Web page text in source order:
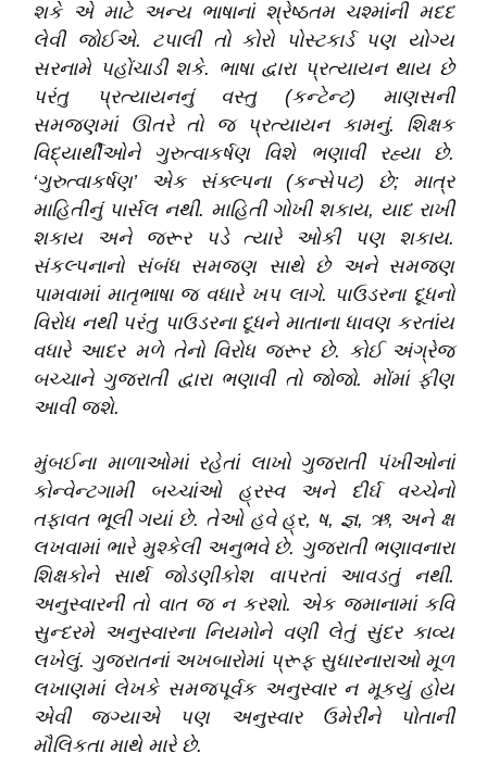
શકે એ માટે અન્ય ભાષાનાં શ્રેષ્ઠતમ ચશ્માંની મદદ
લેવી જોઈએ. ટપાલી તો કોરો પોસ્ટકાર્ડ પણ યોગ્ય
સરનામે પહોંચાડી શકે. ભાષા દ્વારા પ્રત્યાયન થાય છે
પરંતુ પ્રત્યાયનનું વસ્તુ (કન્ટેન્ટ) માણસની
સમજણમાં ઊતરે તો જ પ્રત્યાયન કામનું. શિક્ષક
વિદ્યાર્થીઓને ગુરુત્વાકર્ષણ વિશે ભણાવી રહ્યા છે.
‘ગુરુત્વાકર્ષણ’ એક સંક્લ્પના (કન્સેપટ) છે; માત્ર
માહિતીનું પાર્સલ નથી. માહિતી ગોખી શકાય, યાદ રાખી
શકાય અને જરૂર પડે ત્યારે ઓકી પણ શકાય.
સંકલ્પનાનો સંબંધ સમજણ સાથે છે અને સમજણ
પામવામાં માતૃભાષા જ વધારે ખપ લાગે. પાઉડરના દૂધનો
વિરોધ નથી પરંતુ પાઉડરના દૂધને માતાના ધાવણ કરતાંય
વધારે આદર મળે તેનો વિરોધ જરૂર છે. કોઈ અંગ્રેજ
બચ્ચાને ગુજરાતી દ્વારા ભણાવી તો જોજો. મોંમાં ફીણ
આવી જશે.
મુંબઈના માળાઓમાં રહેતાં લાખો ગુજરાતી પંખીઓનાં
કોન્વેન્ટગામી બચ્ચાંઓ હ્રસ્વ અને દીર્ઘ વચ્ચેનો
તફાવત ભૂલી ગયાં છે. તેઓ હવે હ્ર, ષ, જ્ઞ, ઋ, અને ક્ષ
લખવામાં ભારે મુશ્કેલી અનુભવે છે. ગુજરાતી ભણાવનારા
શિક્ષકોને સાર્થ જોડણીકોશ વાપરતાં આવડતું નથી.
અનુસ્વારની તો વાત જ ન કરશો.
એક જમાનામાં કવિ
સુન્દરમે અનુસ્વારના નિયમોને વણી લેતું સુંદર કાવ્ય
લખેલું. ગુજરાતનાં અખબારોમાં પ્રૂફ સુધારનારાઓ મૂળ
લખાણમાં લેખકે સમજપૂર્વક અનુસ્વાર ન મૂકયું હોય
એવી જ્ગ્યાએ પણ અનુસ્વાર ઉમેરીને પોતાની
મૌલિકતા માથે મારે છે.